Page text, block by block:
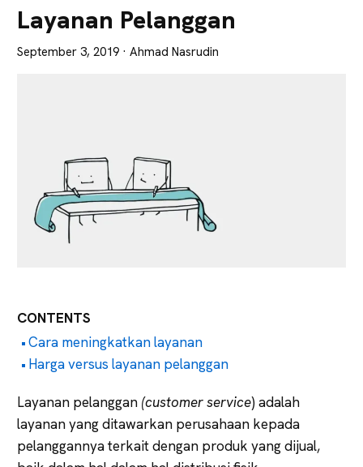
Tajam
Layanan Pelanggan
September 3, 2019 · Ahmad Nasrudin
CONTENTS
Cara meningkatkan layanan
Harga versus layanan pelanggan
Layanan pelanggan (customer service) adalah
layanan yang ditawarkan perusahaan kepada
pelanggannya terkait dengan produk yang dijual,